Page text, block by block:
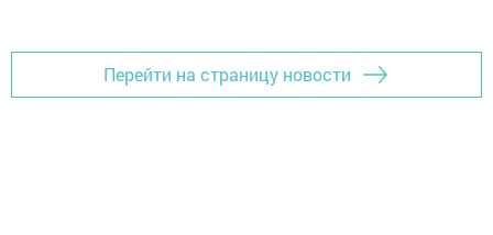
Перейти на страницу новости